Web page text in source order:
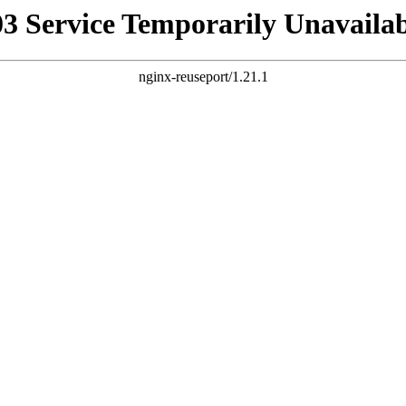
Service Temporarily
nginx-reuseport/1.21.1